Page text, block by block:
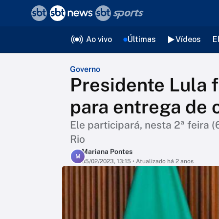
Ao vivo Últimas Vídeos
Governo
Presidente Lula
para entrega de
Ele participará, nesta 2ª feira
Rio
M
Mariana Pontes
05/02/2023, 13:15 • Atualizado há 2 anos
voltar
Editorias